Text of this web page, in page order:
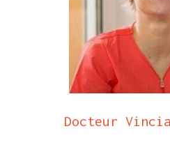
Docteur